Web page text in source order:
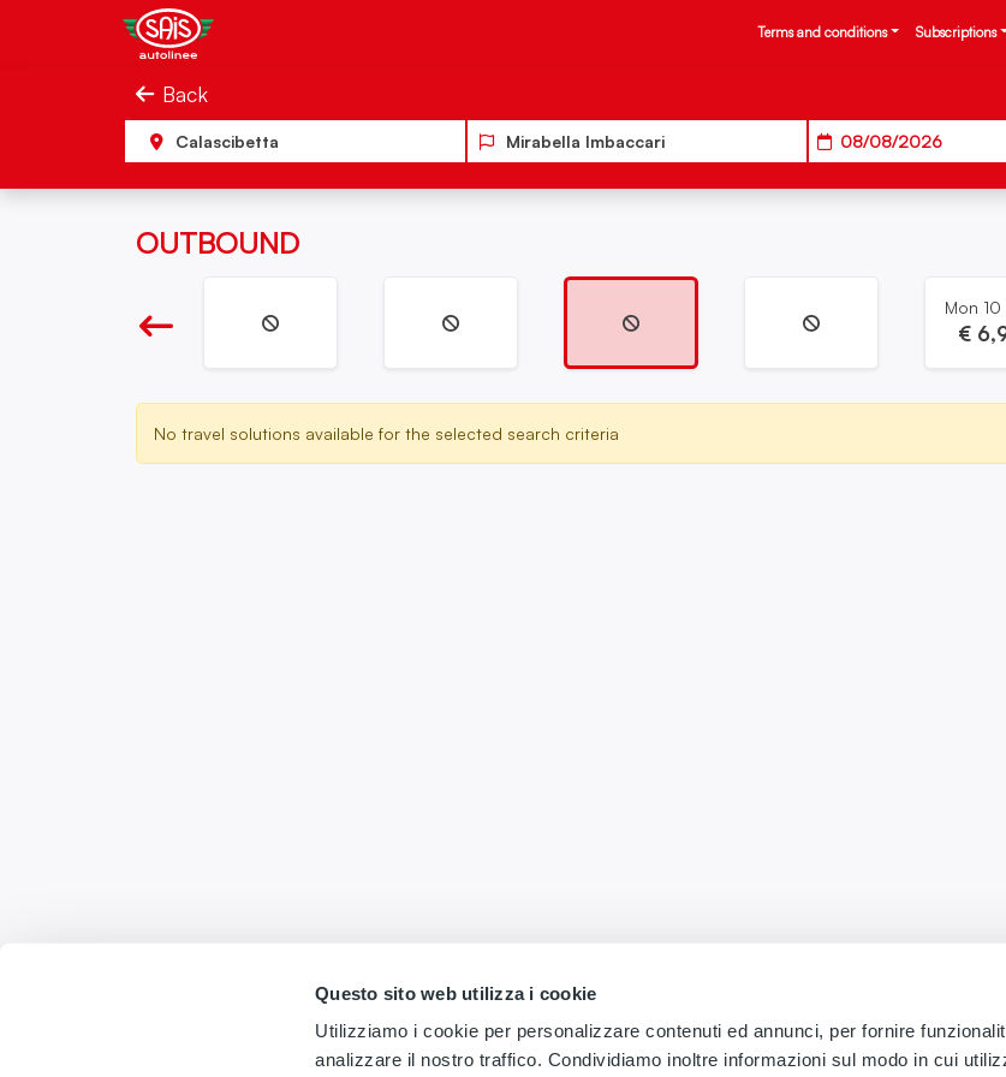
Questo sito web utilizza i cookie
Utilizziamo i cookie per personalizzare contenuti ed annunci, per fornire
analizzare il nostro traffico. Condividiamo inoltre informazioni sul modo in cui
Salta al contenuto
Terms and conditions Subscriptions
Sais Autolinee
Back
Calascibetta Mirabella Imbaccari 08/08/2026
OUTBOUND
Mon 10
€
No travel solutions available for the selected search criteria